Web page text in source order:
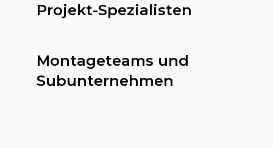
Projekt-Spezialisten
Montageteams und
Subunternehmen